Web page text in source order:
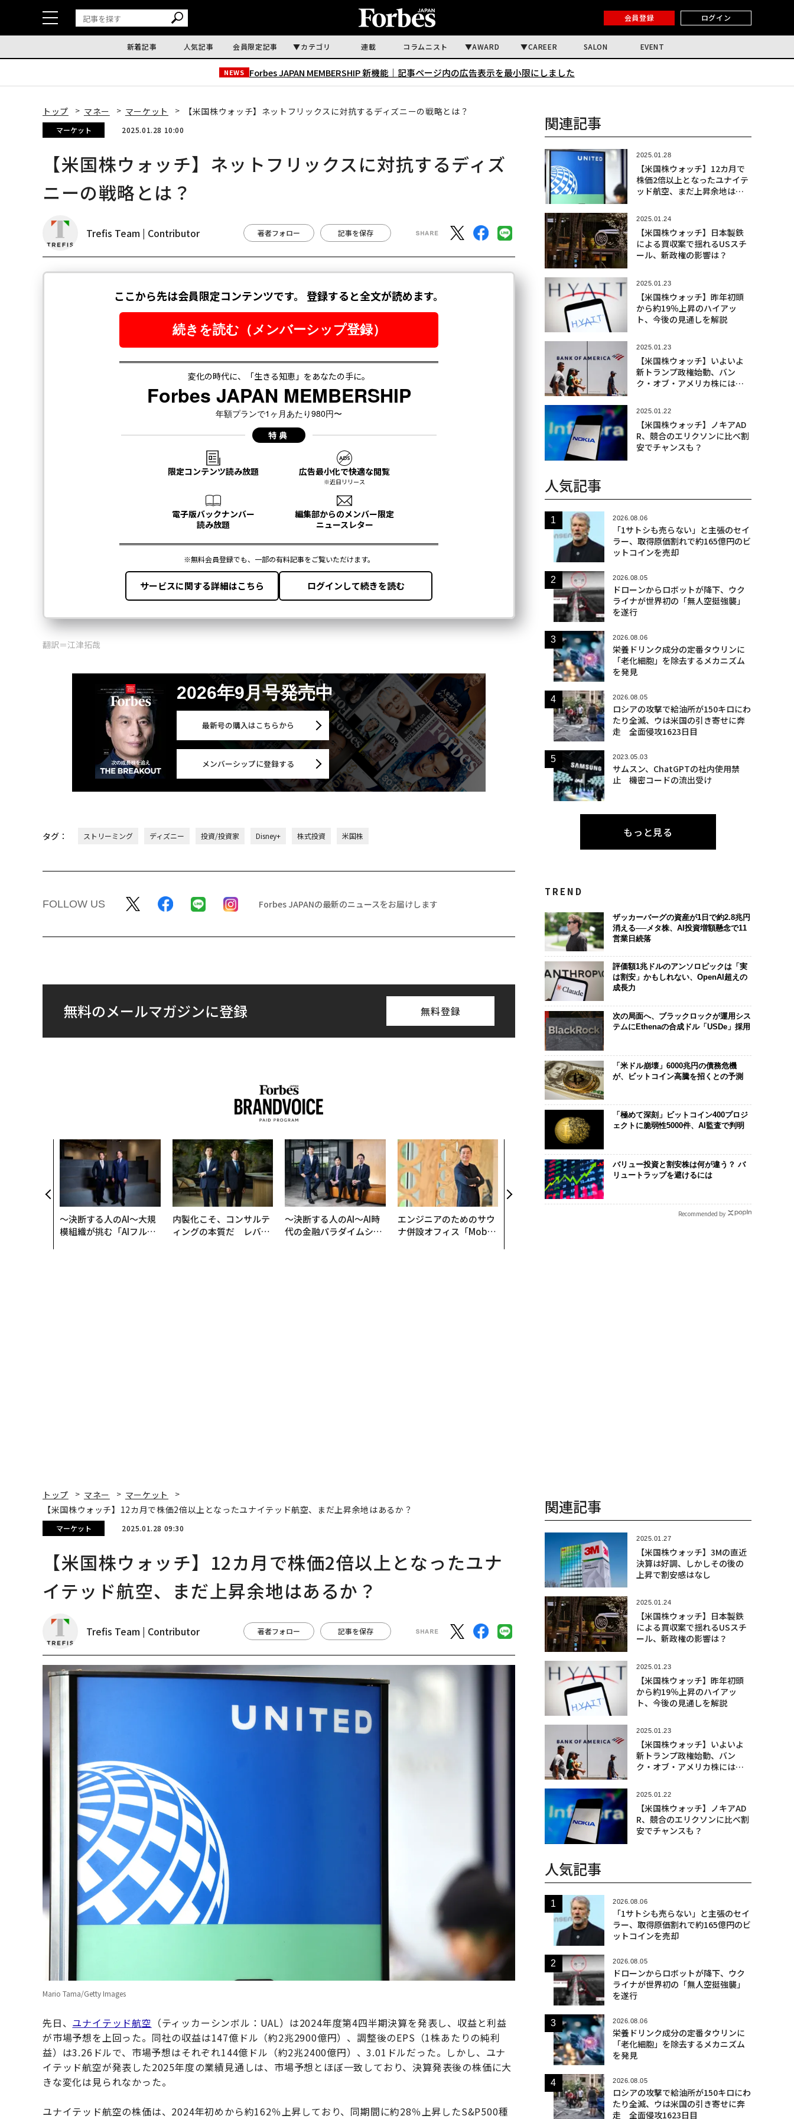
会員登録 ログイン
新着記事 人気記事 会員限定記事 カテゴリ 連載 コラムニスト AWARD CAREER SALON EVENT
NEWS Forbes JAPAN MEMBERSHIP 新機能｜ 記事ページ内の広告表示を最小限にしました
トップ マネー マーケット 【米国株ウォッチ】ネットフリックスに対抗するディズニーの戦略とは？
マーケット 2025.01.28 10:00
【米国株ウォッチ】ネットフリックスに対抗するディズ
ニーの戦略とは？
Trefis Team | Contributor 著者フォロー 記事を保存
翻訳＝江津拓哉
2026年9月号発売中
最新号の購入はこちらから
メンバーシップに登録する
タグ： ストリーミング ディズニー 投資/投資家 Disney+ 株式投資 米国株
FOLLOW US Forbes JAPANの最新のニュースをお届けします
無料のメールマガジンに登録 無料登録
〜決断する人のAI〜大規
模組織が挑む「AIフル実
内製化こそ、コンサルテ
ィングの本質だ レバレ
〜決断する人のAI〜AI時
代の金融パラダイムシフ
エンジニアのためのサウ
ナ併設オフィス「Mobiu
目先の転職ではなく「10
年後の価値」をつくる─
─アサインの長期伴走型
支援とは
アフリカの農村の通信、
小1の壁。2人の挑戦者が
手にした「次なる武器」
AIが変えるの
なく顧客体
くり方
関連記事
2025.01.28
【米国株ウォッチ】12カ月で
株価2倍以上となったユナイテ
ッド航空、まだ上昇余地はあ
2025.01.24
【米国株ウォッチ】日本製鉄
による買収案で揺れるUSスチ
ール、新政権の影響は？
2025.01.23
【米国株ウォッチ】昨年初頭
から約19％上昇のハイアッ
ト、今後の見通しを解説
2025.01.23
【米国株ウォッチ】いよいよ
新トランプ政権始動、バン
ク・オブ・アメリカ株には追
2025.01.22
【米国株ウォッチ】ノキアAD
R、競合のエリクソンに比べ割
安でチャンスも？
人気記事
2026.08.06
「1サトシも売らない」と主張のセイ
ラー、取得原価割れで約165億円のビ
ットコインを売却
2026.08.05
ドローンからロボットが降下、ウク
ライナが世界初の「無人空挺強襲」
を遂行
2026.08.06
栄養ドリンク成分の定番タウリンに
「老化細胞」を除去するメカニズム
を発見
2026.08.05
ロシアの攻撃で給油所が150キロにわ
たり全滅、ウは米国の引き寄せに奔
走 全面侵攻1623日目
2023.05.03
サムスン、ChatGPTの社内使用禁
止 機密コードの流出受け
もっと見る
TREND
ザッカーバーグの資産が1日で約2.8兆円
消える──メタ株、AI投資増額懸念で11
営業日続落
評価額1兆ドルのアンソロピックは「実
は割安」かもしれない、OpenAI超えの
成長力
次の局面へ、ブラックロックが運用シス
テムにEthenaの合成ドル「USDe」採用
「米ドル崩壊」6000兆円の債務危機
が、ビットコイン高騰を招くとの予測
「極めて深刻」ビットコイン400プロジ
ェクトに脆弱性5000件、AI監査で判明
バリュー投資と割安株は何が違う？ バ
リュートラップを避けるには
Recommended by
トップ マネー
マーケット
【米国株ウォッチ】12カ月で株価2倍以上となったユナイテッド航空、まだ上昇余地はあるか？
マーケット 2025.01.28 09:30
【米国株ウォッチ】12カ月で株価2倍以上となったユナ
イテッド航空、まだ上昇余地はあるか？
Trefis Team | Contributor 著者フォロー 記事を保存
Mario Tama/Getty Images
先日、 ユナイテッド航空 （ティッカーシンボル：UAL）は2024年度第4四半期決算を発表し、収益と利益
が市場予想を上回った。同社の収益は147億ドル（約2兆2900億円）、調整後のEPS（1株あたりの純利
益）は3.26ドルで、市場予想はそれぞれ144億ドル（約2兆2400億円）、3.01ドルだった。しかし、ユナ
イテッド航空が発表した2025年度の業績見通しは、市場予想とほぼ一致しており、決算発表後の株価に大
きな変化は見られなかった。
ユナイテッド航空の株価は、2024年初めから約162％上昇しており、同期間に約28％上昇したS&P500種
関連記事
2025.01.27
【米国株ウォッチ】3Mの直近
決算は好調、しかしその後の
上昇で割安感はなし
2025.01.24
【米国株ウォッチ】日本製鉄
による買収案で揺れるUSスチ
ール、新政権の影響は？
2025.01.23
【米国株ウォッチ】昨年初頭
から約19％上昇のハイアッ
ト、今後の見通しを解説
2025.01.23
【米国株ウォッチ】いよいよ
新トランプ政権始動、バン
ク・オブ・アメリカ株には追
2025.01.22
【米国株ウォッチ】ノキアAD
R、競合のエリクソンに比べ割
安でチャンスも？
人気記事
2026.08.06
「1サトシも売らない」と主張のセイ
ラー、取得原価割れで約165億円のビ
ットコインを売却
2026.08.05
ドローンからロボットが降下、ウク
ライナが世界初の「無人空挺強襲」
を遂行
2026.08.06
栄養ドリンク成分の定番タウリンに
「老化細胞」を除去するメカニズム
を発見
2026.08.05
ロシアの攻撃で給油所が150キロにわ
たり全滅、ウは米国の引き寄せに奔
走 全面侵攻1623日目